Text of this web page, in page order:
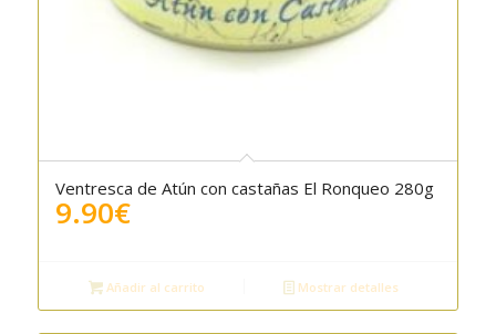
Ventresca de Atún con castañas El Ronqueo 280g
9.90€
Añadir al carrito Mostrar detalles